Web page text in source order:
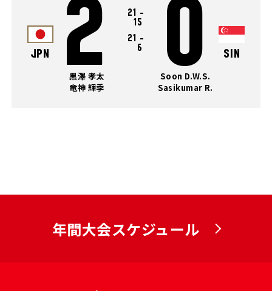
JPN 2 21 -
15
21 -
6
0 SIN
黒澤 孝太
竜神 輝季
Soon D.W.S.
Sasikumar R.
年間大会スケジュール